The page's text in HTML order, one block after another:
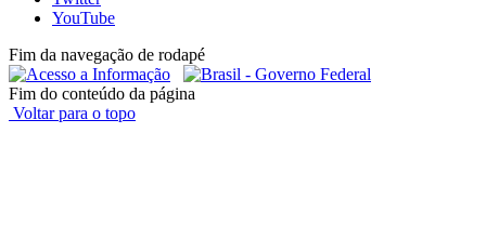
YouTube
Fim da navegação de rodapé
Fim do conteúdo da página
Voltar para o topo